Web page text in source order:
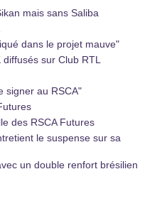
mais sans Saliba
dans le projet mauve"
sur Club RTL
signer au RSCA"
des RSCA Futures
le suspense sur sa
un double renfort brésilien